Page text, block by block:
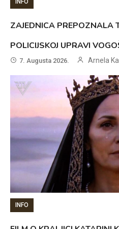
INFO
ZAJEDNICA PREPOZNALA
POLICIJSKOJ UPRAVI
7. Augusta 2026. Arnela
INFO